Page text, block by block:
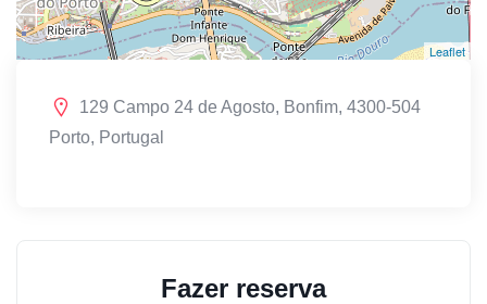
Leaflet
129 Campo 24 de Agosto, Bonfim, 4300-504
Porto, Portugal
Fazer reserva